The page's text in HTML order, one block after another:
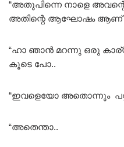
“അതുപിന്നെ നാളെ
അതിന്റെ ആഘോഷം ആണ്
“ഹാ ഞാൻ മറന്നു ഒരു
കൂടെ പോ..
“ഇവളെയോ അതൊന്നും
“അതെന്താ..